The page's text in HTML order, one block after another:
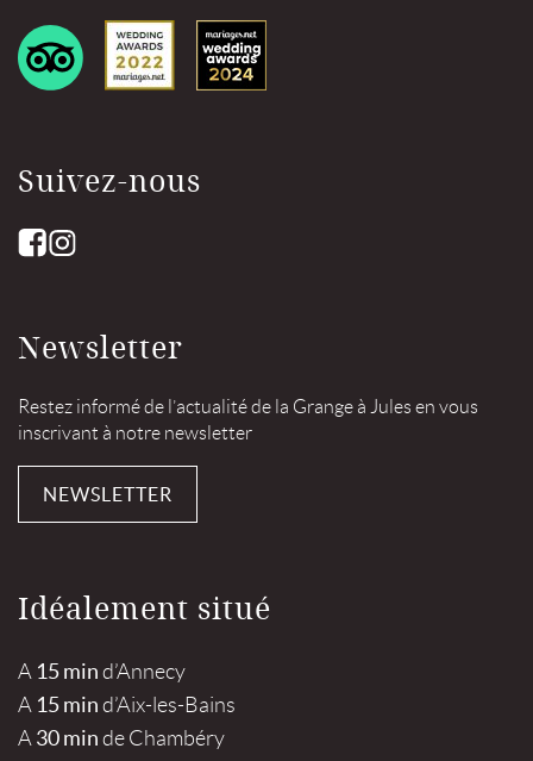
Suivez-nous
Newsletter
Restez informé de l’actualité de la Grange à Jules en vous
inscrivant à notre newsletter
NEWSLETTER
Idéalement situé
A 15 min d’Annecy
A 15 min d’Aix-les-Bains
A 30 min de Chambéry